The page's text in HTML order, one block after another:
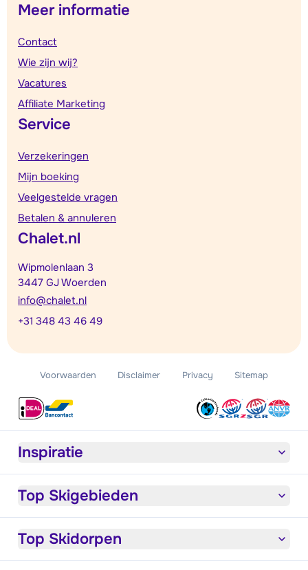
Meer informatie
Contact
Wie zijn wij?
Vacatures
Affiliate Marketing
Service
Verzekeringen
Mijn boeking
Veelgestelde vragen
Betalen & annuleren
Chalet.nl
Wipmolenlaan 3
3447 GJ Woerden
info@chalet.nl
+31 348 43 46 49
Voorwaarden Disclaimer Privacy Sitemap
Inspiratie
Top Skigebieden
Top Skidorpen